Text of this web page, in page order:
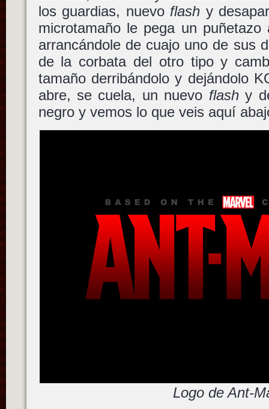
los guardias, nuevo flash y
microtamaño le pega un
arrancándole de cuajo uno de sus
de la corbata del otro tipo y
tamaño derribándolo y dejándolo
abre, se cuela, un nuevo flashy
negro y vemos lo que veis aquí
Logo de Ant-